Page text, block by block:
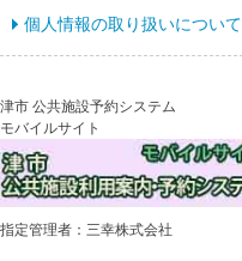
個人情報の取り扱いについて
津市 公共施設予約システム
モバイルサイト
指定管理者：三幸株式会社